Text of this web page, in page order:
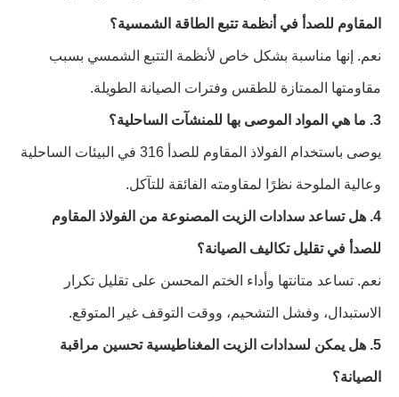
المقاوم للصدأ في أنظمة تتبع الطاقة الشمسية؟
نعم. إنها مناسبة بشكل خاص لأنظمة التتبع الشمسي بسبب
مقاومتها الممتازة للطقس وفترات الصيانة الطويلة.
3. ما هي المواد الموصى بها للمنشآت الساحلية؟
يوصى باستخدام الفولاذ المقاوم للصدأ 316 في البيئات الساحلية
وعالية الملوحة نظرًا لمقاومته الفائقة للتآكل.
4. هل تساعد سدادات الزيت المصنوعة من الفولاذ المقاوم
للصدأ في تقليل تكاليف الصيانة؟
نعم. تساعد متانتها وأداء الختم المحسن على تقليل تكرار
الاستبدال، وفشل التشحيم، ووقت التوقف غير المتوقع.
5. هل يمكن لسدادات الزيت المغناطيسية تحسين مراقبة
الصيانة؟